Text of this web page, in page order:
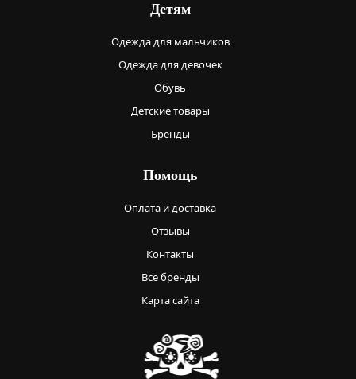
Детям
Одежда для мальчиков
Одежда для девочек
Обувь
Детские товары
Бренды
Помощь
Оплата и доставка
Отзывы
Контакты
Все бренды
Карта сайта